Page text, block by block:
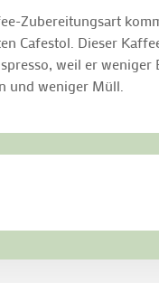
Zubereitungsart
Cafestol. Dieser
weil er
und weniger Müll.